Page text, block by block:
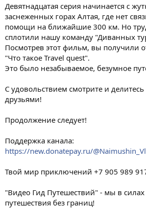
Девятнадцатая серия начинается с
заснеженных горах Алтая, где нет
помощи на ближайшие 300 км. Но
сплотили нашу команду "Диванных
Посмотрев этот фильм, вы получили
"Что такое Travel quest".
Это было незабываемое, безумное
С удовольствием смотрите и
друзьями!
Продолжение следует!
Поддержка канала:
https://new.donatepay.ru/
Твой мир приключений +7 905 989
"Видео Гид Путешествий" - мы в
путешествия без границ!